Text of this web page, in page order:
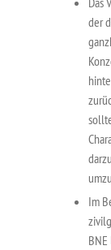
der
Im